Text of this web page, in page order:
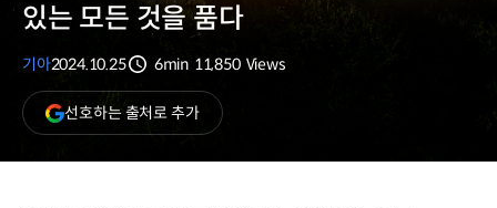
있는 모든 것을 품다
기아2024.10.25
6min 11,850 Views
선호하는 출처로 추가(새
창
열림)